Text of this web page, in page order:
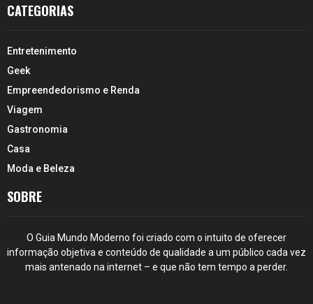
CATEGORIAS
Entretenimento
Geek
Empreendedorismo e Renda
Viagem
Gastronomia
Casa
Moda e Beleza
SOBRE
O Guia Mundo Moderno foi criado com o intuito de oferecer
informação objetiva e conteúdo de qualidade a um público cada vez
mais antenado na internet – e que não tem tempo a perder.